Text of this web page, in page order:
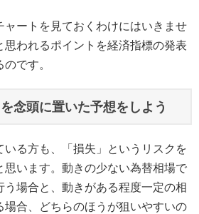
ャートを見ておくわけにはいきませ
思われるポイントを経済指標の発表
です。
念頭に置いた予想をしよう
いる方も、「損失」というリスクを
思います。動きの少ない為替相場で
場合と、動きがある程度一定の相
場合、どちらのほうが狙いやすいの